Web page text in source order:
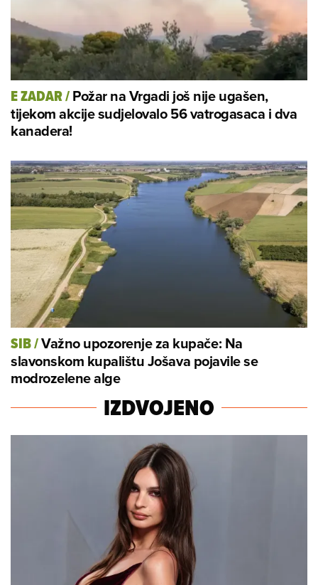
E ZADAR/Požar na Vrgadi još nije ugašen,
tijekom akcije sudjelovalo 56 vatrogasaca i dva
kanadera!
SIB/Važno upozorenje za kupače: Na
slavonskom kupalištu Jošava pojavile se
modrozelene alge
IZDVOJENO